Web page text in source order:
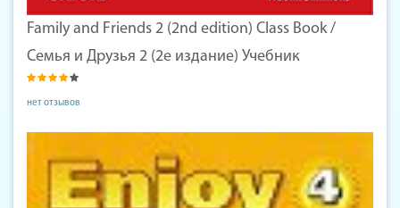
Family and Friends 2 (2nd edition) Class Book /
Семья и Друзья 2 (2е издание) Учебник
нет отзывов